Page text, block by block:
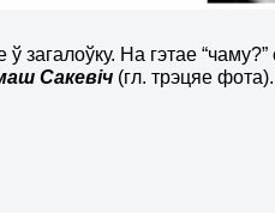
загалоўку. На гэтае
Сакевіч (гл. трэцяе